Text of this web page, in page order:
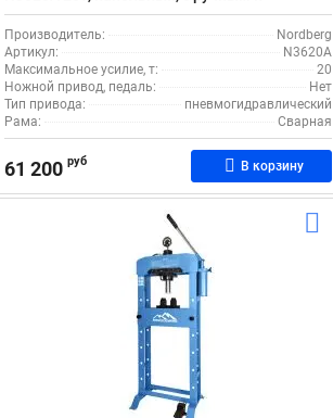
пневматическим приводом, ходом штока
190 мм, подвижным цилиндром
Производитель:
Nordberg
Артикул:
N3620A
Максимальное усилие, т:
20
Ножной привод, педаль:
Нет
Тип привода:
пневмогидравлический
Рама:
Сварная
61 200 руб В корзину